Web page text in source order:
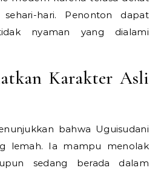
hari. Penonton dapat
nyaman yang dialami
Karakter Asli
bahwa Uguisudani
lemah. Ia mampu menolak
sedang berada dalam